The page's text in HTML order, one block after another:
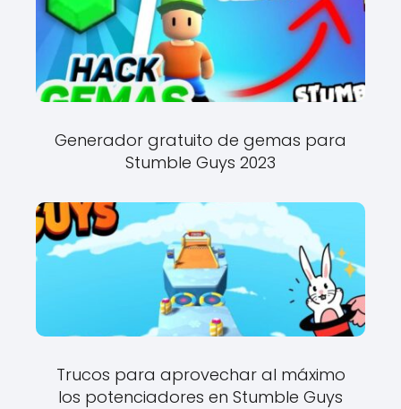
Generador gratuito de gemas para
Stumble Guys 2023
Trucos para aprovechar al máximo
los potenciadores en Stumble Guys